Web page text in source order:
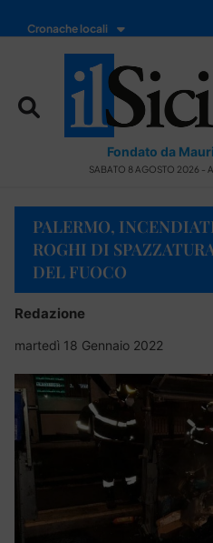
Cronache locali
Fondato da
SABATO 8 AGOSTO 2026 -
PALERMO,
ROGHI DI
DEL FUOCO
Redazione
martedì 18 Gennaio 2022